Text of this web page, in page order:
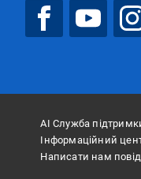
АІ Служба
Інформаційний
Написати нам